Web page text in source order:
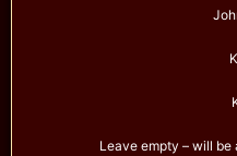
Leave empty – will